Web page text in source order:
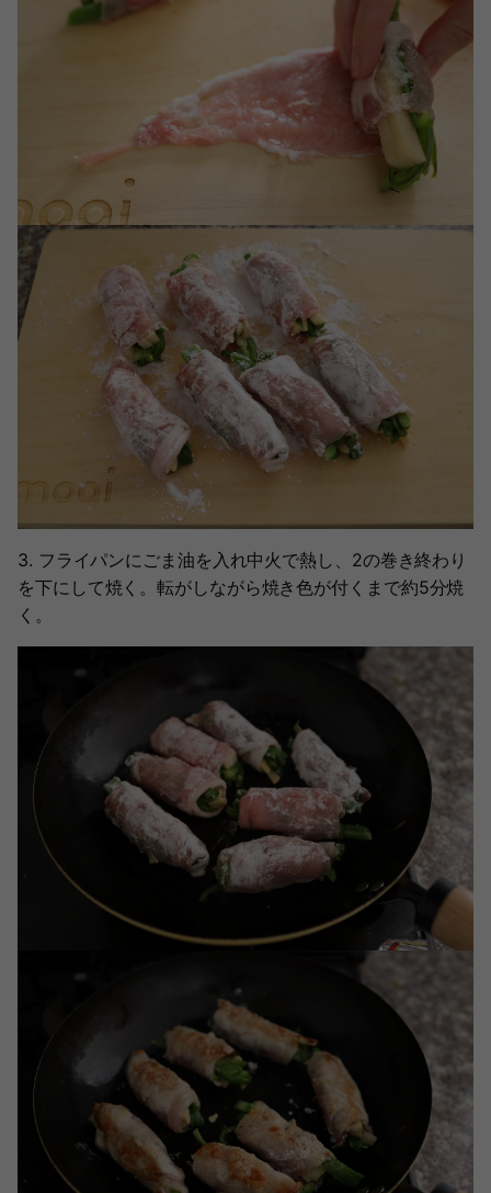
3. フライパンにごま油を入れ中火で熱し、2の巻き終わり
を下にして焼く。転がしながら焼き色が付くまで約5分焼
く。